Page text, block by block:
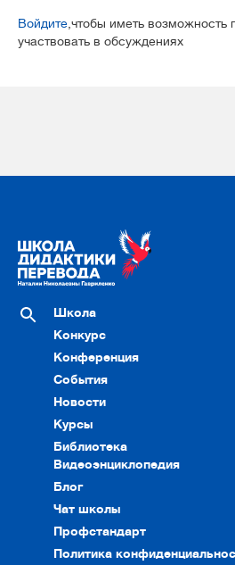
Войдите ,чтобы иметь возможность
участвовать в обсуждениях
Школа
Конкурс
Конференция
События
Новости
Курсы
Библиотека
Видеоэнциклопедия
Блог
Чат школы
Профстандарт
Политика